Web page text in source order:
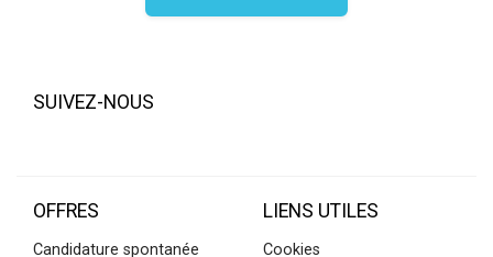
SUIVEZ-NOUS
OFFRES
Candidature spontanée
LIENS UTILES
Cookies